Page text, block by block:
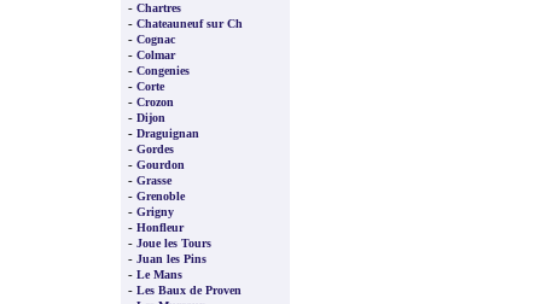
- Chartres
- Chateauneuf sur Ch
- Cognac
- Colmar
- Congenies
- Corte
- Crozon
- Dijon
- Draguignan
- Gordes
- Gourdon
- Grasse
- Grenoble
- Grigny
- Honfleur
- Joue les Tours
- Juan les Pins
- Le Mans
- Les Baux de Proven